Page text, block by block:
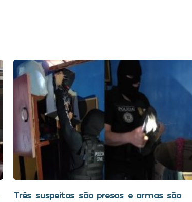
Três suspeitos são presos e armas são